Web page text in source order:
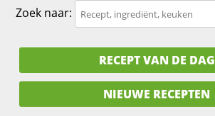
Zoek naar:
RECEPT VAN DE DAG
NIEUWE RECEPTEN